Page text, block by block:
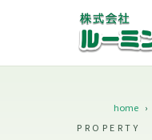
home
PROPERTY